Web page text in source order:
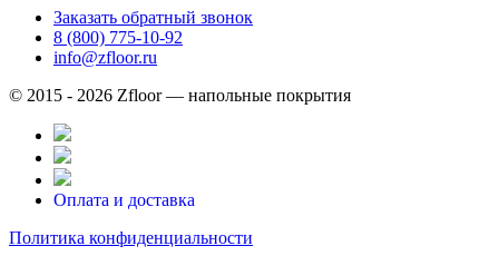
Заказать обратный звонок
8 (800) 775-10-92
info@zfloor.ru
© 2015 - 2026 Zfloor — напольные покрытия
Оплата и доставка
Политика конфиденциальности